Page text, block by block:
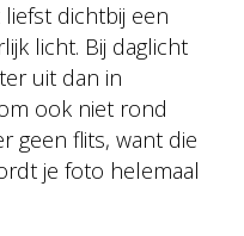
dichtbij een
licht. Bij daglicht
uit dan in
ook niet rond
geen flits, want die
je foto helemaal